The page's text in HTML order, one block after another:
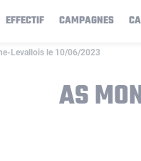
EFFECTIF CAMPAGNES
Levallois le 10/06/2023
AS